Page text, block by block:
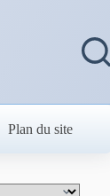
Plan du site